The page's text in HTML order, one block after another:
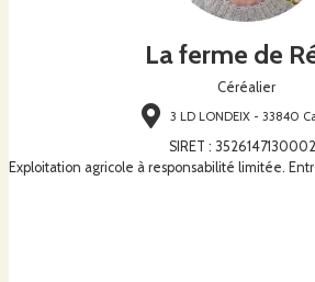
La ferme de
Céréalier
3 LD LONDEIX - 33840
SIRET :
Exploitation agricole à responsabilité limitée.